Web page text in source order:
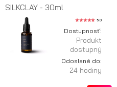
SILKCLAY - 30ml
5.0
Dostupnosť:
Produkt
dostupný
Odoslané do:
24 hodiny